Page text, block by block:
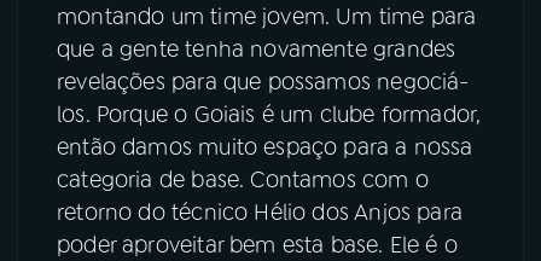
montando um time jovem. Um time para
que a gente tenha novamente grandes
revelações para que possamos negociá-
los. Porque o Goiais é um clube formador,
então damos muito espaço para a nossa
categoria de base. Contamos com o
retorno do técnico Hélio dos Anjos para
poder aproveitar bem esta base. Ele é o